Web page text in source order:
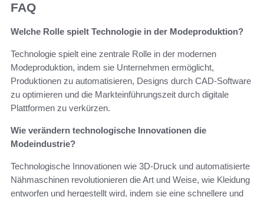
FAQ
Welche Rolle spielt Technologie in der Modeproduktion?
Technologie spielt eine zentrale Rolle in der modernen
Modeproduktion, indem sie Unternehmen ermöglicht,
Produktionen zu automatisieren, Designs durch CAD-Software
zu optimieren und die Markteinführungszeit durch digitale
Plattformen zu verkürzen.
Wie verändern technologische Innovationen die
Modeindustrie?
Technologische Innovationen wie 3D-Druck und automatisierte
Nähmaschinen revolutionieren die Art und Weise, wie Kleidung
entworfen und hergestellt wird, indem sie eine schnellere und